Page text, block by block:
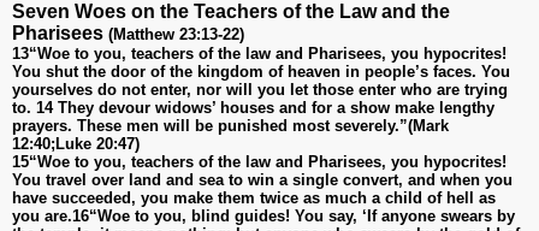
Seven Woes on the Teachers of the Law and the
Pharisees (Matthew 23:13-22)
13“Woe to you, teachers of the law and Pharisees, you hypocrites!
You shut the door of the kingdom of heaven in people’s faces. You
yourselves do not enter, nor will you let those enter who are trying
to. 14 They devour widows’ houses and for a show make lengthy
prayers. These men will be punished most severely.”(Mark
12:40;Luke 20:47)
15“Woe to you, teachers of the law and Pharisees, you hypocrites!
You travel over land and sea to win a single convert, and when you
have succeeded, you make them twice as much a child of hell as
you are.16“Woe to you, blind guides! You say, ‘If anyone swears by